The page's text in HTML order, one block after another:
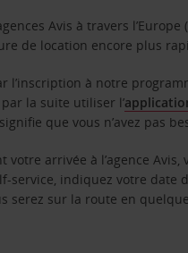
Avis à travers
de location encore plus
l’inscription à notre
la suite utiliser l’
que vous n’avez pas
votre arrivée à l’agence
service, indiquez votre date
serez sur la route en